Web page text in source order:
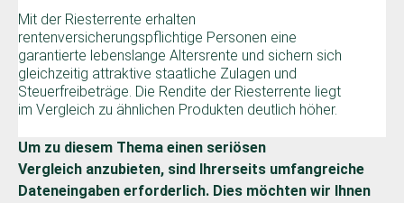
Mit der Riesterrente erhalten
rentenversicherungspflichtige Personen eine
garantierte lebenslange Altersrente und sichern sich
gleichzeitig attraktive staatliche Zulagen und
Steuerfreibeträge. Die Rendite der Riesterrente liegt
im Vergleich zu ähnlichen Produkten deutlich höher.
Um zu diesem Thema einen seriösen
Vergleich anzubieten, sind Ihrerseits umfangreiche
Dateneingaben erforderlich. Dies möchten wir Ihnen